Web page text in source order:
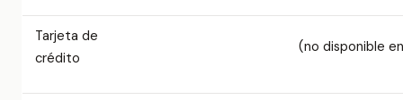
Tarjeta de
crédito
(no disponible en